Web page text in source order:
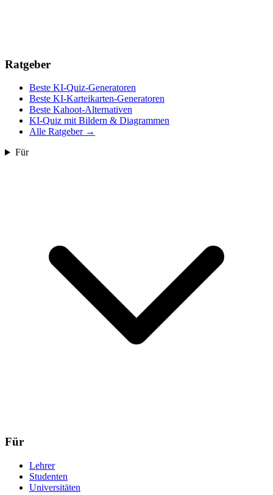
Ratgeber
Beste KI-Quiz-Generatoren
Beste KI-Karteikarten-Generatoren
Beste Kahoot-Alternativen
KI-Quiz mit Bildern & Diagrammen
Alle Ratgeber→
Für
Für
Lehrer
Studenten
Universitäten